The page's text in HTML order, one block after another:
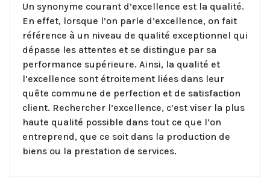
Un synonyme courant d’excellence est la qualité.
En effet, lorsque l’on parle d’excellence, on fait
référence à un niveau de qualité exceptionnel qui
dépasse les attentes et se distingue par sa
performance supérieure. Ainsi, la qualité et
l’excellence sont étroitement liées dans leur
quête commune de perfection et de satisfaction
client. Rechercher l’excellence, c’est viser la plus
haute qualité possible dans tout ce que l’on
entreprend, que ce soit dans la production de
biens ou la prestation de services.